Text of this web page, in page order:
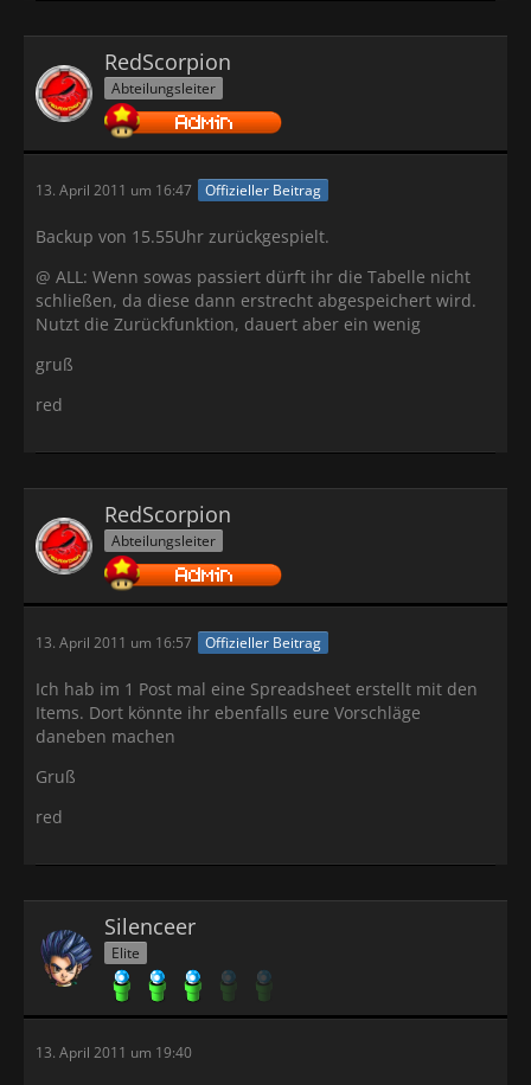
RedScorpion
Abteilungsleiter
13. April 2011 um 16:47 Offizieller Beitrag
Backup von 15.55Uhr zurückgespielt.
@ ALL: Wenn sowas passiert dürft ihr die Tabelle nicht
schließen, da diese dann erstrecht abgespeichert wird.
Nutzt die Zurückfunktion, dauert aber ein wenig
gruß
red
RedScorpion
Abteilungsleiter
13. April 2011 um 16:57 Offizieller Beitrag
Ich hab im 1 Post mal eine Spreadsheet erstellt mit den
Items. Dort könnte ihr ebenfalls eure Vorschläge
daneben machen
Gruß
red
Silenceer
Elite
13. April 2011 um 19:40